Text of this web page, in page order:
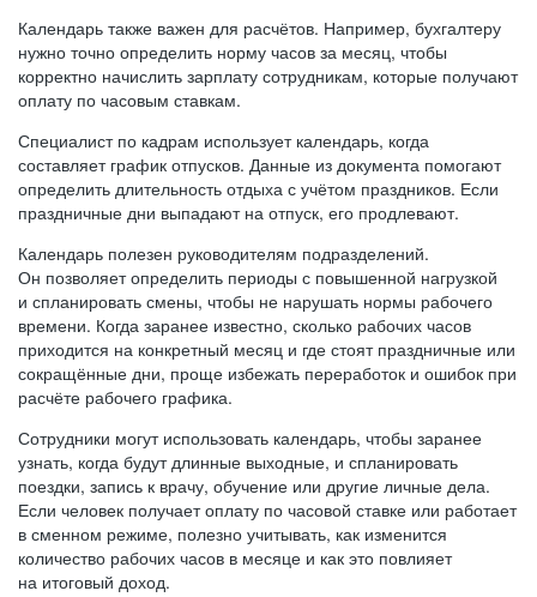
Календарь также важен для расчётов. Например, бухгалтеру
нужно точно определить норму часов за месяц, чтобы
корректно начислить зарплату сотрудникам, которые получают
оплату по часовым ставкам.
Специалист по кадрам использует календарь, когда
составляет график отпусков. Данные из документа помогают
определить длительность отдыха с учётом праздников. Если
праздничные дни выпадают на отпуск, его продлевают.
Календарь полезен руководителям подразделений.
Он позволяет определить периоды с повышенной нагрузкой
и спланировать смены, чтобы не нарушать нормы рабочего
времени. Когда заранее известно, сколько рабочих часов
приходится на конкретный месяц и где стоят праздничные или
сокращённые дни, проще избежать переработок и ошибок при
расчёте рабочего графика.
Сотрудники могут использовать календарь, чтобы заранее
узнать, когда будут длинные выходные, и спланировать
поездки, запись к врачу, обучение или другие личные дела.
Если человек получает оплату по часовой ставке или работает
в сменном режиме, полезно учитывать, как изменится
количество рабочих часов в месяце и как это повлияет
на итоговый доход.